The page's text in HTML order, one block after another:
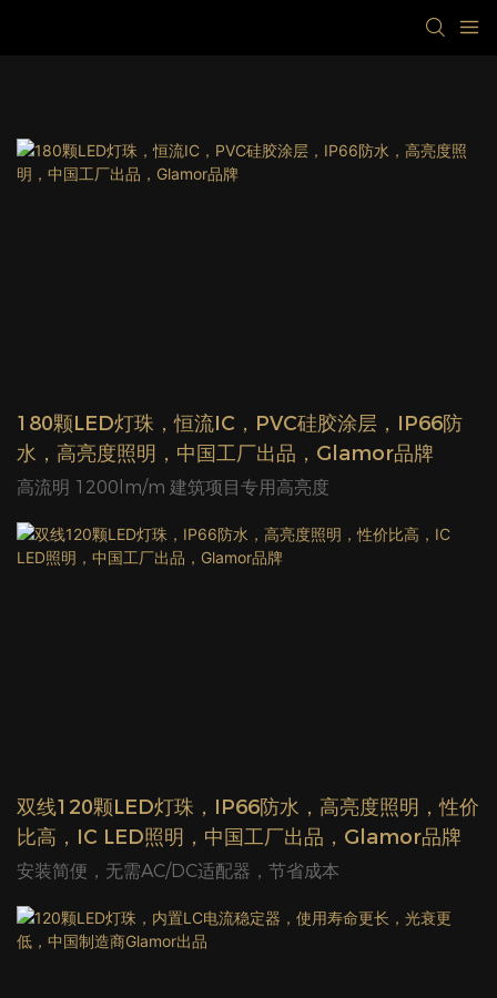
180颗LED灯珠，恒流IC，PVC硅胶涂层，IP66防
水，高亮度照明，中国工厂出品，Glamor品牌
高流明 1200lm/m 建筑项目专用高亮度
双线120颗LED灯珠，IP66防水，高亮度照明，性价
比高，IC LED照明，中国工厂出品，Glamor品牌
安装简便，无需AC/DC适配器，节省成本